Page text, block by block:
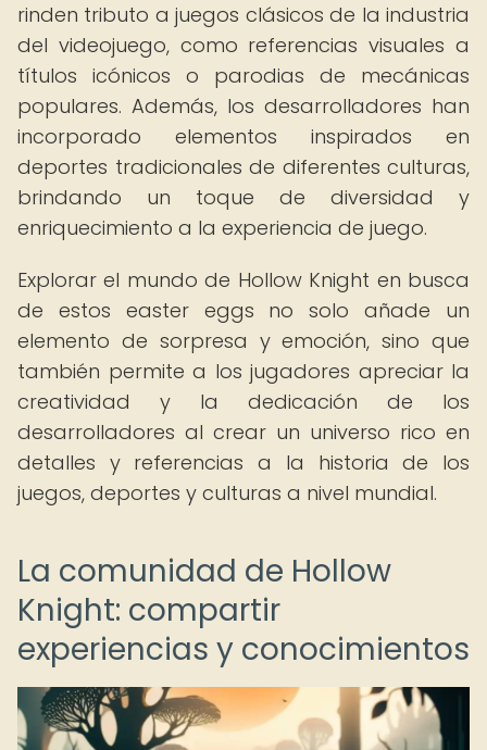
rinden tributo a juegos clásicos de la industria
del videojuego, como referencias visuales a
títulos icónicos o parodias de mecánicas
populares. Además, los desarrolladores han
incorporado elementos inspirados en
deportes tradicionales de diferentes culturas,
brindando un toque de diversidad y
enriquecimiento a la experiencia de juego.
Explorar el mundo de Hollow Knight en busca
de estos easter eggs no solo añade un
elemento de sorpresa y emoción, sino que
también permite a los jugadores apreciar la
creatividad y la dedicación de los
desarrolladores al crear un universo rico en
detalles y referencias a la historia de los
juegos, deportes y culturas a nivel mundial.
La comunidad de Hollow
Knight: compartir
experiencias y conocimientos